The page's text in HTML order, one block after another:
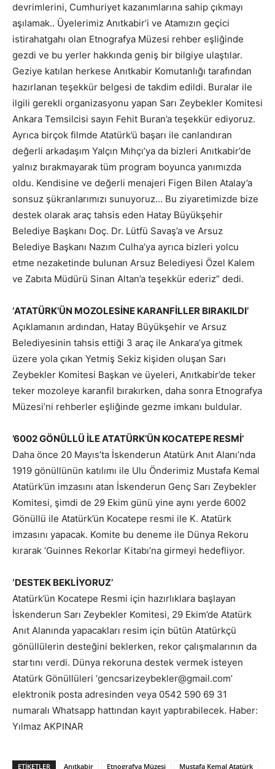
devrimlerini, Cumhuriyet kazanımlarına sahip çıkmayı
aşılamak.. Üyelerimiz Anıtkabir’i ve Atamızın geçici
istirahatgahı olan Etnografya Müzesi rehber eşliğinde
gezdi ve bu yerler hakkında geniş bir bilgiye ulaştılar.
Geziye katılan herkese Anıtkabir Komutanlığı tarafından
hazırlanan teşekkür belgesi de takdim edildi. Buralar ile
ilgili gerekli organizasyonu yapan Sarı Zeybekler Komitesi
Ankara Temsilcisi sayın Fehit Buran’a teşekkür ediyoruz.
Ayrıca birçok filmde Atatürk’ü başarı ile canlandıran
değerli arkadaşım Yalçın Mıhçı’ya da bizleri Anıtkabir’de
yalnız bırakmayarak tüm program boyunca yanımızda
oldu. Kendisine ve değerli menajeri Figen Bilen Atalay’a
sonsuz şükranlarımızı sunuyoruz… Bu ziyaretimizde bize
destek olarak araç tahsis eden Hatay Büyükşehir
Belediye Başkanı Doç. Dr. Lütfü Savaş’a ve Arsuz
Belediye Başkanı Nazım Culha’ya ayrıca bizleri yolcu
etme nezaketinde bulunan Arsuz Belediyesi Özel Kalem
ve Zabıta Müdürü Sinan Altan’a teşekkür ederiz” dedi.
‘ATATÜRK’ÜN MOZOLESİNE KARANFİLLER BIRAKILDI’
Açıklamanın ardından, Hatay Büyükşehir ve Arsuz
Belediyesinin tahsis ettiği 3 araç ile Ankara’ya gitmek
üzere yola çıkan Yetmiş Sekiz kişiden oluşan Sarı
Zeybekler Komitesi Başkan ve üyeleri, Anıtkabir’de teker
teker mozoleye karanfil bırakırken, daha sonra Etnografya
Müzesi’ni rehberler eşliğinde gezme imkanı buldular.
’6002 GÖNÜLLÜ İLE ATATÜRK’ÜN KOCATEPE RESMİ’
Daha önce 20 Mayıs’ta İskenderun Atatürk Anıt Alanı’nda
1919 gönüllünün katılımı ile Ulu Önderimiz Mustafa Kemal
Atatürk’ün imzasını atan İskenderun Genç Sarı Zeybekler
Komitesi, şimdi de 29 Ekim günü yine aynı yerde 6002
Gönüllü ile Atatürk’ün Kocatepe resmi ile K. Atatürk
imzasını yapacak. Komite bu deneme ile Dünya Rekoru
kırarak ‘Guinnes Rekorlar Kitabı’na girmeyi hedefliyor.
‘DESTEK BEKLİYORUZ’
Atatürk’ün Kocatepe Resmi için hazırlıklara başlayan
İskenderun Sarı Zeybekler Komitesi, 29 Ekim’de Atatürk
Anıt Alanında yapacakları resim için bütün Atatürkçü
gönüllülerin desteğini beklerken, rekor çalışmalarının da
startını verdi. Dünya rekoruna destek vermek isteyen
Atatürk Gönüllüleri ‘gencsarizeybekler@gmail.com’
elektronik posta adresinden veya 0542 590 69 31
numaralı Whatsapp hattından kayıt yaptırabilecek. Haber:
Yılmaz AKPINAR
ETIKETLER Anıtkabir Etnografya Müzesi Mustafa Kemal Atatürk